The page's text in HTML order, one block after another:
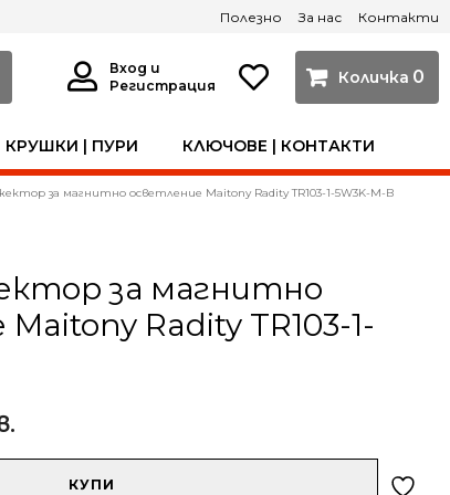
КРУШКИ | ПУРИ КЛЮЧОВЕ | КОНТАКТИ
0
Вход и
Регистрация
Полезно За нас Контакти
за магнитно осветление Maitony Radity TR103-1-5W3K-M-B
за магнитно
Radity TR103-1-
КУПИ